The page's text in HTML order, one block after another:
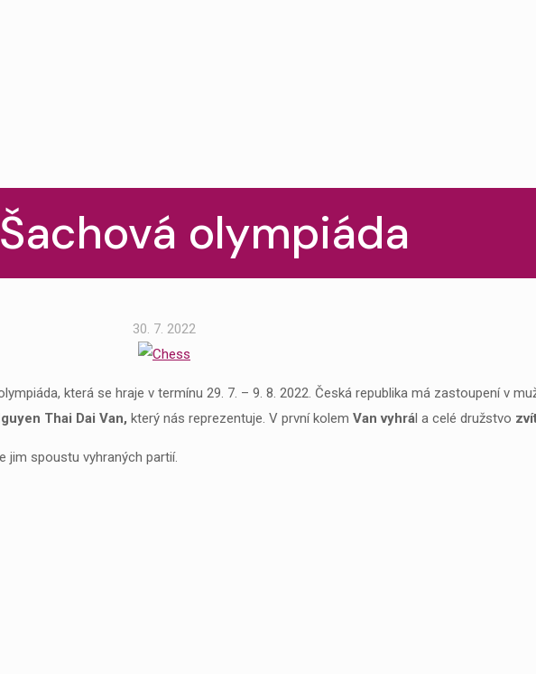
olympiáda
30. 7. 2022
která se hraje v termínu 29. 7. – 9. 8. 2022. Česká republika má zastoupení v
Thai Dai Van, který nás reprezentuje. V první kolem Van vyhrál a celé družstvo
jim spoustu vyhraných partií.